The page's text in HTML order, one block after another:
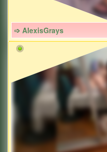
➩ AlexisGrays